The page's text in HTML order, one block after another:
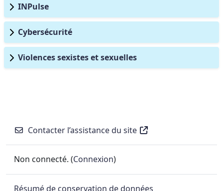
INPulse
Cybersécurité
Violences sexistes et sexuelles
Contacter l’assistance du site
Non connecté. (Connexion)
Résumé de conservation de données